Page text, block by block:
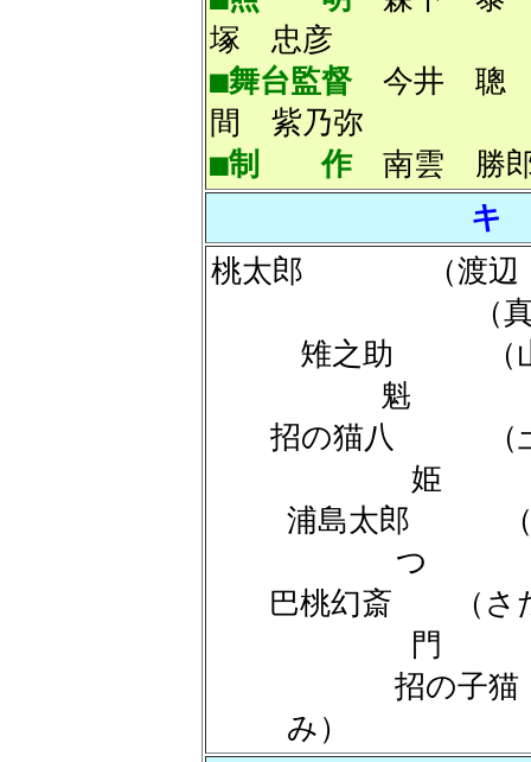
塚 忠彦
■舞台監督今
間 紫乃弥
■制 作南雲 勝郎
キ
桃太郎 （
雉之助 （
魁 （
招の猫八 （
姫 （
浦島太郎
つ （
巴桃幻斎 （
門 （
招の子
み）